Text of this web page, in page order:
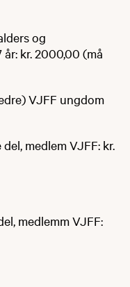
og
kr. 2000,00 (må
VJFF ungdom
medlem VJFF: kr.
medlemm VJFF: